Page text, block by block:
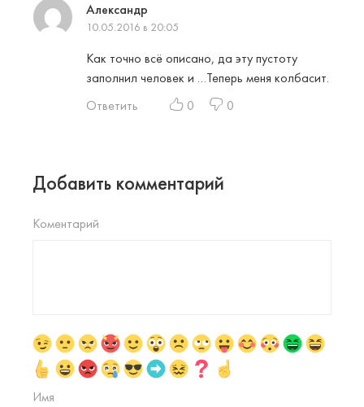
Александр
10.05.2016 в 20:05
Как точно всё описано, да эту пустоту
заполнил человек и …Теперь меня колбасит.
Ответить
0 0
Добавить комментарий
Коментарий
Имя